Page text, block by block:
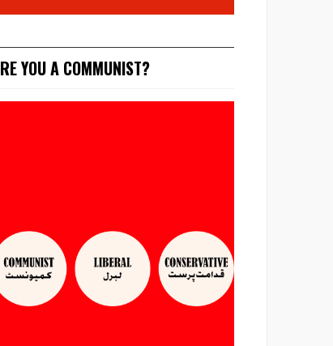
YOU A COMMUNIST?